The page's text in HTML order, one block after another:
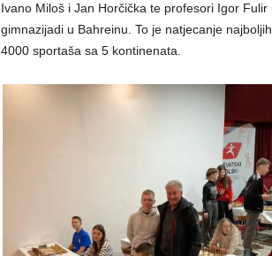
Ivano Miloš i Jan Horčička te profesori Igor
gimnazijadi u Bahreinu. To je natjecanje
4000 sportaša sa 5 kontinenata.